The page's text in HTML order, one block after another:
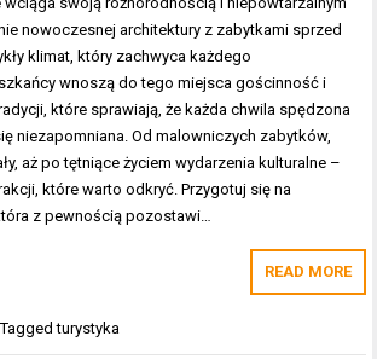
nowoczesnej architektury z zabytkami sprzed
klimat, który zachwyca każdego
wnoszą do tego miejsca gościnność i
które sprawiają, że każda chwila spędzona
niezapomniana. Od malowniczych zabytków,
aż po tętniące życiem wydarzenia kulturalne –
które warto odkryć. Przygotuj się na
z pewnością pozostawi…
READ MORE
Taggedturystyka